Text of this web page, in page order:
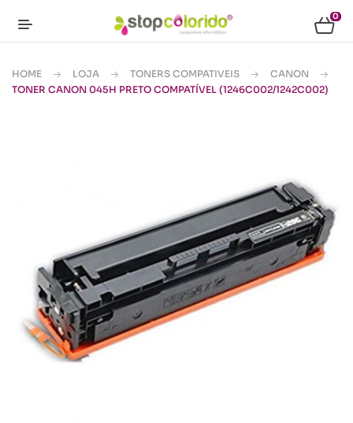
0
HOME LOJA TONERS COMPATIVEIS
CANON
TONER CANON 045H PRETO COMPATÍVEL (1246C002/1242C002)